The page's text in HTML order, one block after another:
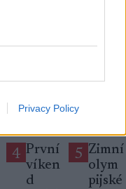
Privacy Policy
4 První
víken
d
5 Zimní
olym
pijské